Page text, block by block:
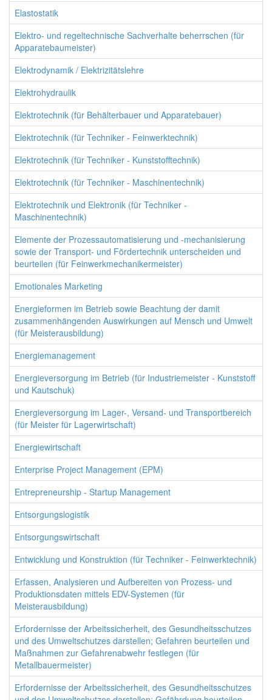
Elastostatik
Elektro- und regeltechnische Sachverhalte beherrschen (für
Apparatebaumeister)
Elektrodynamik / Elektrizitätslehre
Elektrohydraulik
Elektrotechnik (für Behälterbauer und Apparatebauer)
Elektrotechnik (für Techniker - Feinwerktechnik)
Elektrotechnik (für Techniker - Kunststofftechnik)
Elektrotechnik (für Techniker - Maschinentechnik)
Elektrotechnik und Elektronik (für Techniker -
Maschinentechnik)
Elemente der Prozessautomatisierung und -mechanisierung
sowie der Transport- und Fördertechnik unterscheiden und
beurteilen (für Feinwerkmechanikermeister)
Emotionales Marketing
Energieformen im Betrieb sowie Beachtung der damit
zusammenhängenden Auswirkungen auf Mensch und Umwelt
(für Meisterausbildung)
Energiemanagement
Energieversorgung im Betrieb (für Industriemeister - Kunststoff
und Kautschuk)
Energieversorgung im Lager-, Versand- und Transportbereich
(für Meister für Lagerwirtschaft)
Energiewirtschaft
Enterprise Project Management (EPM)
Entrepreneurship - Startup Management
Entsorgungslogistik
Entsorgungswirtschaft
Entwicklung und Konstruktion (für Techniker - Feinwerktechnik)
Erfassen, Analysieren und Aufbereiten von Prozess- und
Produktionsdaten mittels EDV-Systemen (für
Meisterausbildung)
Erfordernisse der Arbeitssicherheit, des Gesundheitsschutzes
und des Umweltschutzes darstellen; Gefahren beurteilen und
Maßnahmen zur Gefahrenabwehr festlegen (für
Metallbauermeister)
Erfordernisse der Arbeitssicherheit, des Gesundheitsschutzes